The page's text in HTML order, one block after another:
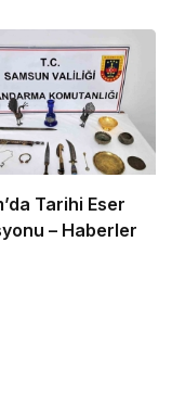
Tarihi Eser
– Haberler